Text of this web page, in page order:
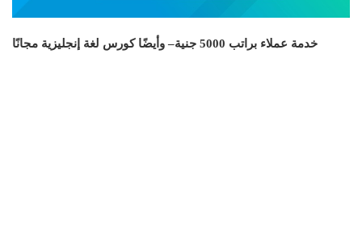
خدمة عملاء براتب 5000 جنية– وأيضًا كورس لغة إنجليزية مجانًا